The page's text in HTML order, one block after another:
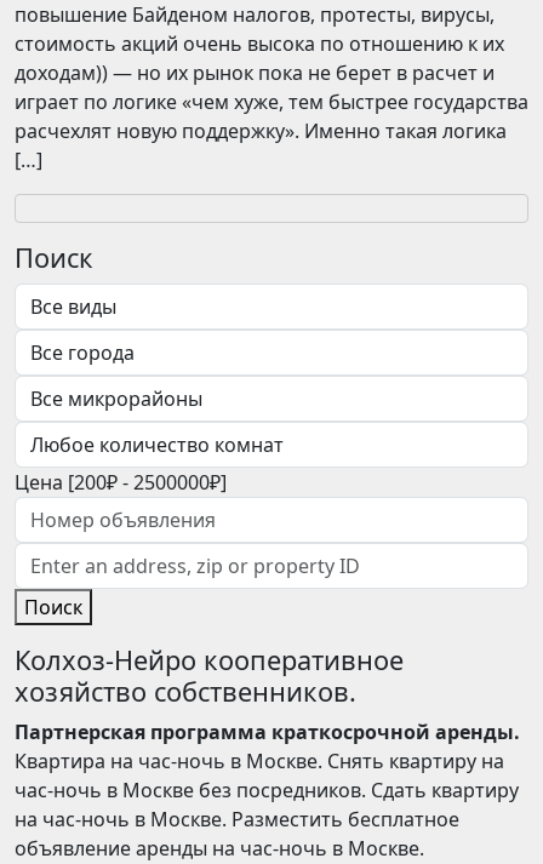
повышение Байденом налогов, протесты, вирусы,
стоимость акций очень высока по отношению к их
доходам)) — но их рынок пока не берет в расчет и
играет по логике «чем хуже, тем быстрее государства
расчехлят новую поддержку». Именно такая логика
[…]
Поиск
Цена [200₽-2500000₽]
Поиск
Колхоз-Нейро кооперативное
хозяйство собственников.
Партнерская программа краткосрочной аренды.
Квартира на час-ночь в Москве. Снять квартиру на
час-ночь в Москве без посредников. Сдать квартиру
на час-ночь в Москве. Разместить бесплатное
объявление аренды на час-ночь в Москве.